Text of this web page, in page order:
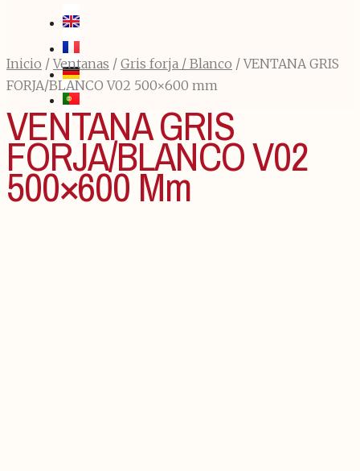
Inicio /Ventanas / Gris forja / Blanco / VENTANA GRIS
FORJA/BLANCO V02 500×600 mm
VENTANA GRIS
FORJA/BLANCO V02
500×600 Mm